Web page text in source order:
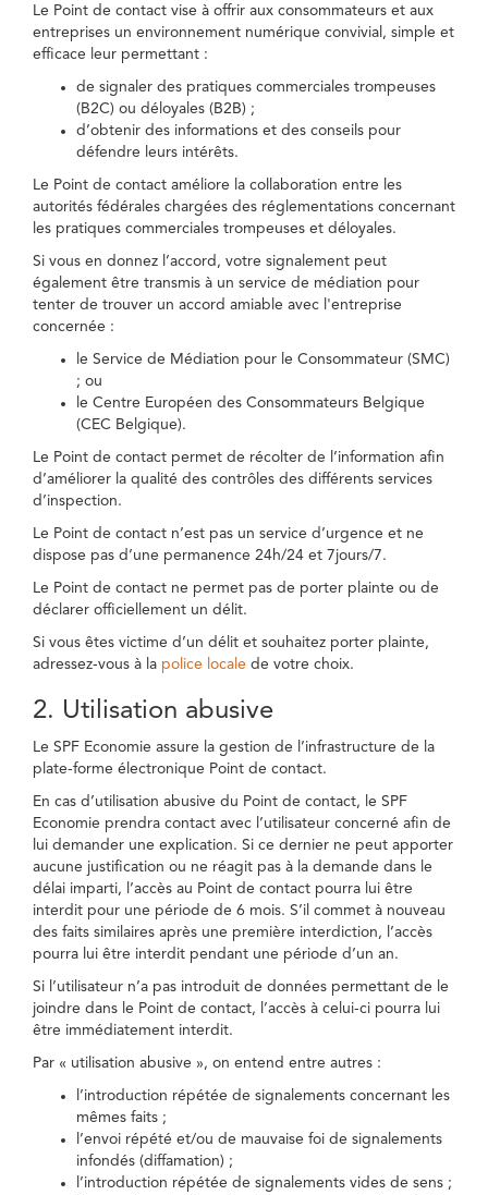
Le Point de contact vise à offrir aux consommateurs et aux
entreprises un environnement numérique convivial, simple et
efficace leur permettant :
de signaler des pratiques commerciales trompeuses
(B2C) ou déloyales (B2B) ;
d’obtenir des informations et des conseils pour
défendre leurs intérêts.
Le Point de contact améliore la collaboration entre les
autorités fédérales chargées des réglementations concernant
les pratiques commerciales trompeuses et déloyales.
Si vous en donnez l’accord, votre signalement peut
également être transmis à un service de médiation pour
tenter de trouver un accord amiable avec l'entreprise
concernée :
le Service de Médiation pour le Consommateur (SMC)
; ou
le Centre Européen des Consommateurs Belgique
(CEC Belgique).
Le Point de contact permet de récolter de l’information afin
d’améliorer la qualité des contrôles des différents services
d’inspection.
Le Point de contact n’est pas un service d’urgence et ne
dispose pas d’une permanence 24h/24 et 7jours/7.
Le Point de contact ne permet pas de porter plainte ou de
déclarer officiellement un délit.
Si vous êtes victime d’un délit et souhaitez porter plainte,
adressez-vous à la police locale de votre choix.
2. Utilisation abusive
Le SPF Economie assure la gestion de l’infrastructure de la
plate-forme électronique Point de contact.
En cas d’utilisation abusive du Point de contact, le SPF
Economie prendra contact avec l’utilisateur concerné afin de
lui demander une explication. Si ce dernier ne peut apporter
aucune justification ou ne réagit pas à la demande dans le
délai imparti, l’accès au Point de contact pourra lui être
interdit pour une période de 6 mois. S’il commet à nouveau
des faits similaires après une première interdiction, l’accès
pourra lui être interdit pendant une période d’un an.
Si l’utilisateur n’a pas introduit de données permettant de le
joindre dans le Point de contact, l’accès à celui-ci pourra lui
être immédiatement interdit.
Par « utilisation abusive », on entend entre autres :
l’introduction répétée de signalements concernant les
mêmes faits ;
l’envoi répété et/ou de mauvaise foi de signalements
infondés (diffamation) ;
l’introduction répétée de signalements vides de sens ;